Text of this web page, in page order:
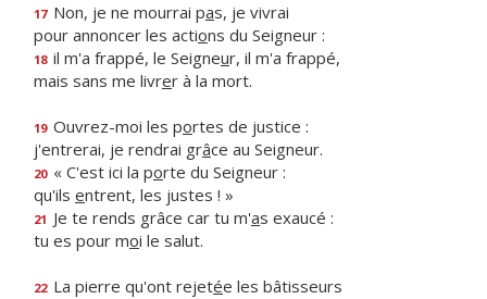
17 Non, je ne mourrai pas, je vivrai
pour annoncer les actions du Seigneur :
18 il m'a frappé, le Seigneur, il m'a frappé,
mais sans me livrer à la mort.
19 Ouvrez-moi les portes de justice :
j'entrerai, je rendrai grâce au Seigneur.
20 « C'est ici la porte du Seigneur :
qu'ils entrent, les justes ! »
21 Je te rends grâce car tu m'as exaucé :
tu es pour moi le salut.
22 La pierre qu'ont rejetée les bâtisseurs